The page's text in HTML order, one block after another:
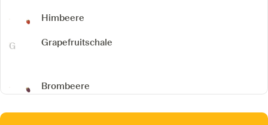
Himbeere
Grapefruitschale
Brombeere